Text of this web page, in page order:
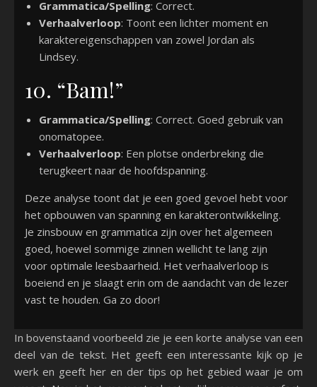
Grammatica/Spelling: Correct.
Verhaalverloop: Toont een lichter moment en
karaktereigenschappen van zowel Jordan als
Lindsey.
10. “Bam!”
Grammatica/Spelling: Correct. Goed gebruik van
onomatopee.
Verhaalverloop: Een plotse onderbreking die
terugkeert naar de hoofdspanning.
Deze analyse toont dat je een goed gevoel hebt voor
het opbouwen van spanning en karakterontwikkeling.
Je zinsbouw en grammatica zijn over het algemeen
goed, hoewel sommige zinnen wellicht te lang zijn
voor optimale leesbaarheid. Het verhaalverloop is
boeiend en je slaagt erin om de aandacht van de lezer
vast te houden. Ga zo door!
In bovenstaand voorbeeld zie je een korte analyse van een
deel van de tekst. Het geeft een interessante kijk op je
werk en geeft her en der tips op het gebied waar je om